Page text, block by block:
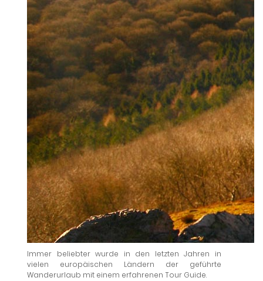
Immer beliebter wurde in den letzten Jahren in
vielen europäischen Ländern der geführte
Wanderurlaub mit einem erfahrenen Tour Guide.